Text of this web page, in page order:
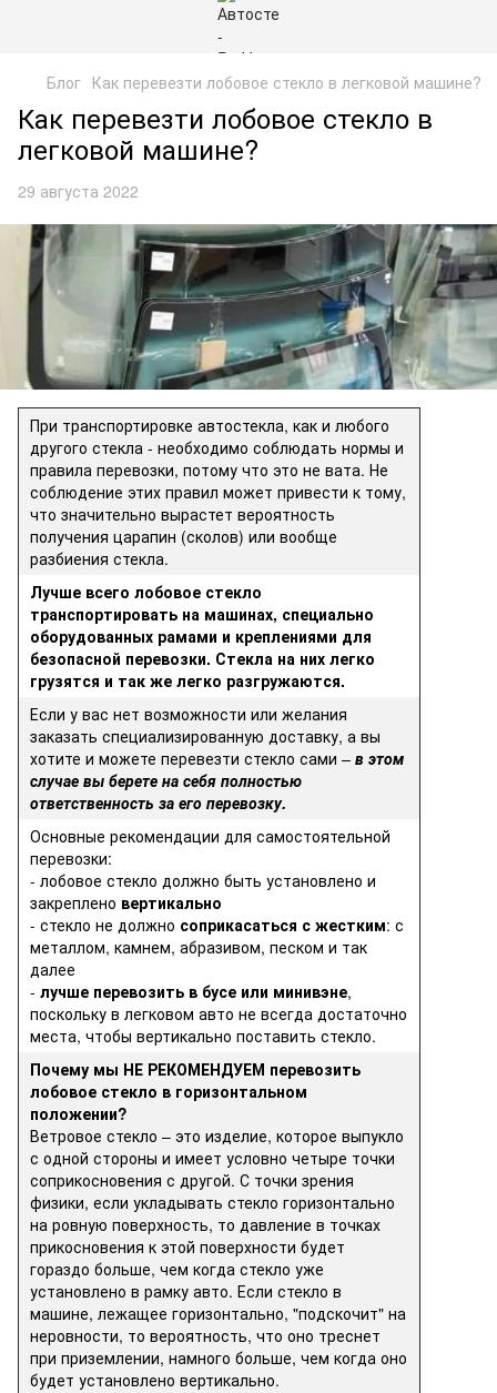
Блог Как перевезти лобовое стекло в легковой машине?
Как перевезти лобовое стекло в
легковой машине?
29 августа 2022
При транспортировке автостекла, как и любого
другого стекла - необходимо соблюдать нормы и
правила перевозки, потому что это не вата. Не
соблюдение этих правил может привести к тому,
что значительно вырастет вероятность
получения царапин (сколов) или вообще
разбиения стекла.
Лучше всего лобовое стекло
транспортировать на машинах, специально
оборудованных рамами и креплениями для
безопасной перевозки. Стекла на них легко
грузятся и так же легко разгружаются.
Если у вас нет возможности или желания
заказать специализированную доставку, а вы
хотите и можете перевезти стекло сами – в этом
случае вы берете на себя полностью
ответственность за его перевозку.
Основные рекомендации для самостоятельной
перевозки:
- лобовое стекло должно быть установлено и
закреплено вертикально
- стекло не должно соприкасаться с жестким: с
металлом, камнем, абразивом, песком и так
далее
- лучше перевозить в бусе или минивэне,
поскольку в легковом авто не всегда достаточно
места, чтобы вертикально поставить стекло.
Почему мы НЕ РЕКОМЕНДУЕМ перевозить
лобовое стекло в горизонтальном
положении?
Ветровое стекло – это изделие, которое выпукло
с одной стороны и имеет условно четыре точки
соприкосновения с другой. С точки зрения
физики, если укладывать стекло горизонтально
на ровную поверхность, то давление в точках
прикосновения к этой поверхности будет
гораздо больше, чем когда стекло уже
установлено в рамку авто. Если стекло в
машине, лежащее горизонтально, "подскочит" на
неровности, то вероятность, что оно треснет
при приземлении, намного больше, чем когда оно
будет установлено вертикально.